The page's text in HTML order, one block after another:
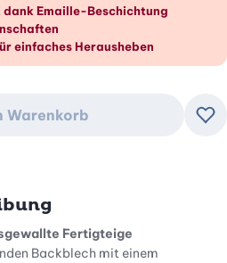
Überblick
Emaille-Beschichtung
einfaches Herausheben
Warenkorb
Fertigteige
Backblech mit einem